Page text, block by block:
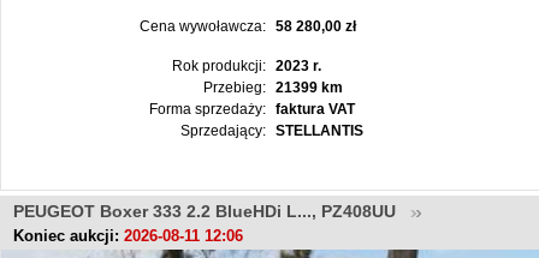
Cena wywoławcza: 58 280,00 zł
Rok produkcji:
2023 r.
Przebieg:
21399 km
Forma sprzedaży:
faktura VAT
Sprzedający:
STELLANTIS
PEUGEOT Boxer 333 2.2 BlueHDi L..., PZ408UU
Koniec aukcji: 2026-08-11 12:06